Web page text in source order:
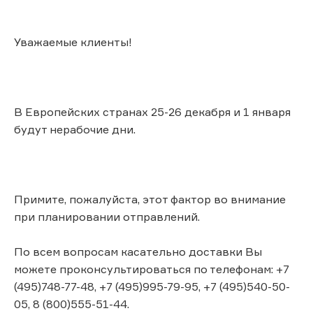
Уважаемые клиенты!
В Европейских странах 25-26 декабря и 1 января
будут нерабочие дни.
Примите, пожалуйста, этот фактор во внимание
при планировании отправлений.
По всем вопросам касательно доставки Вы
можете проконсультироваться по телефонам: +7
(495)748-77-48, +7 (495)995-79-95, +7 (495)540-50-
05, 8 (800)555-51-44.